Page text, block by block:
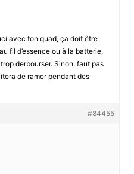
avec ton quad, ça doit être
fil d’essence ou à la batterie,
derbourser. Sinon, faut pas
de ramer pendant des
#84455